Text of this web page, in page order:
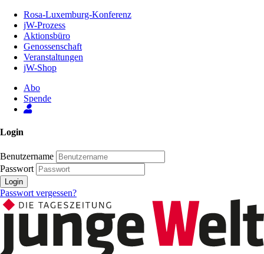
Inhalt
Seite
Rosa-Luxemburg-Konferenz
jW-Prozess
Aktionsbüro
Genossenschaft
Veranstaltungen
jW-Shop
Abo
Spende
Login
Benutzername
Passwort
Login
Passwort vergessen?